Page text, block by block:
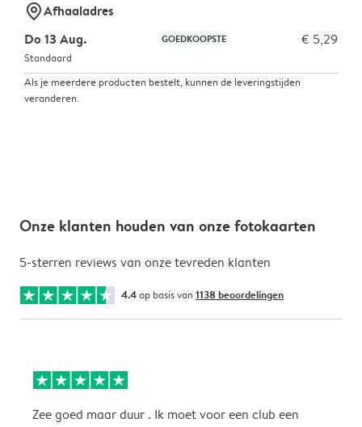
marker-pinAfhaaladres
Do 13 Aug.
GOEDKOOPSTE € 5,29
Standaard
Als je meerdere producten bestelt, kunnen de leveringstijden
veranderen.
Onze klanten houden van onze fotokaarten
5-sterren reviews van onze tevreden klanten
4.4op basis van 1138 beoordelingen
Zee goed maar duur . Ik moet voor een club een